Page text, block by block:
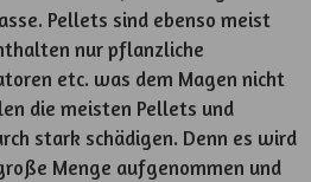
Pellets sind ebenso meist
nur pflanzliche
etc. was dem Magen nicht
die meisten Pellets und
stark schädigen. Denn es wird
Menge aufgenommen und